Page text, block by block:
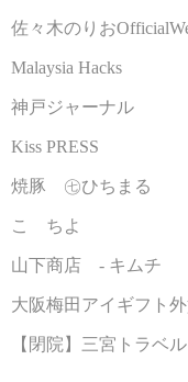
佐々木のりお
Malaysia Hacks
神戸ジャーナル
Kiss PRESS
焼豚 ㊆ひちまる
こゝちよ
山下商店 - キムチ
大阪梅田アイギフト
【閉院】三宮トラベ